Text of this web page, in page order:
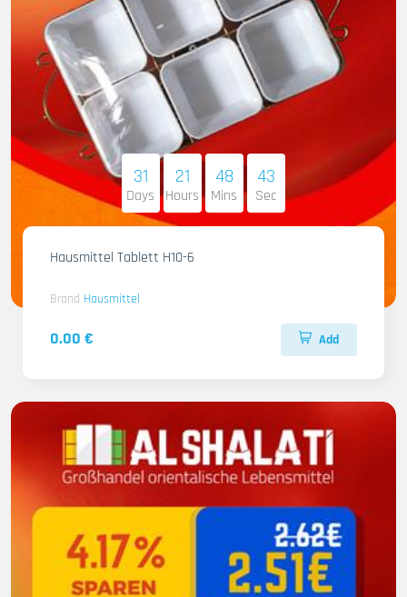
31
Days
21
Hours
48
Mins
41
Sec
Hausmittel Tablett H10-6
Brand Hausmittel
0.00 € Add